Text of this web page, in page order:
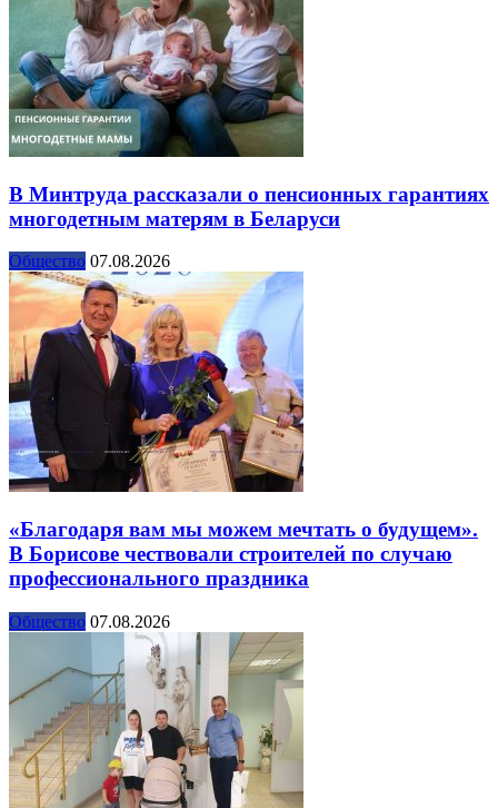
В Минтруда рассказали о пенсионных гарантиях
многодетным матерям в Беларуси
Общество 07.08.2026
«Благодаря вам мы можем мечтать о будущем».
В Борисове чествовали строителей по случаю
профессионального праздника
Общество 07.08.2026